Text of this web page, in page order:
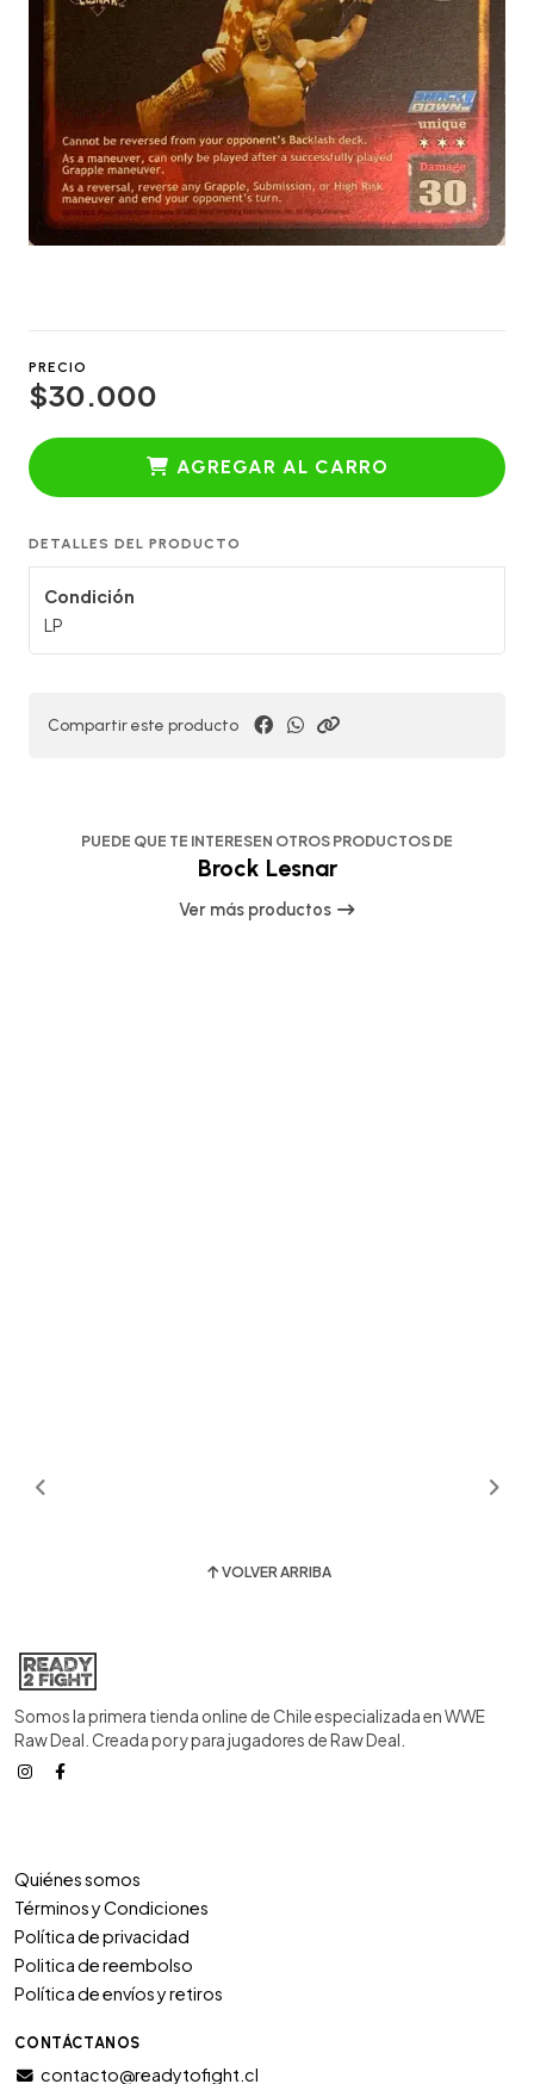
PRECIO
$30.000
AGREGAR AL CARRO
DETALLES DEL PRODUCTO
Condición
LP
Compartir este producto
PUEDE QUE TE INTERESEN OTROS PRODUCTOS DE
Brock Lesnar
Ver más productos
VOLVER ARRIBA
Somos la primera tienda online de Chile especializada en WWE
Raw Deal. Creada por y para jugadores de Raw Deal.
Quiénes somos
Términos y Condiciones
Política de privacidad
Politica de reembolso
Política de envíos y retiros
CONTÁCTANOS
contacto@readytofight.cl